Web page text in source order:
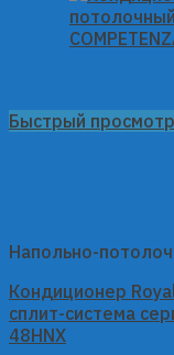
Быстрый просмотр
Напольно-
Кондиционер
сплит-система
48HNX